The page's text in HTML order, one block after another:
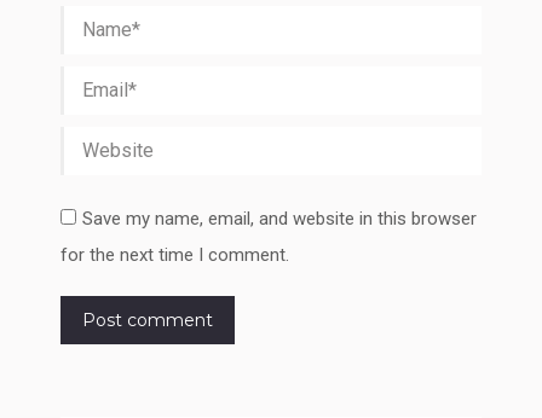
Name *
Email *
Website
Save my name, email, and website in this browser
for the next time I comment.
Post comment